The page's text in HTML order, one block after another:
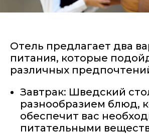
Отель предлагает два
питания, которые
различных
Завтрак: Шведский
разнообразием блюд,
обеспечит вас
питательными